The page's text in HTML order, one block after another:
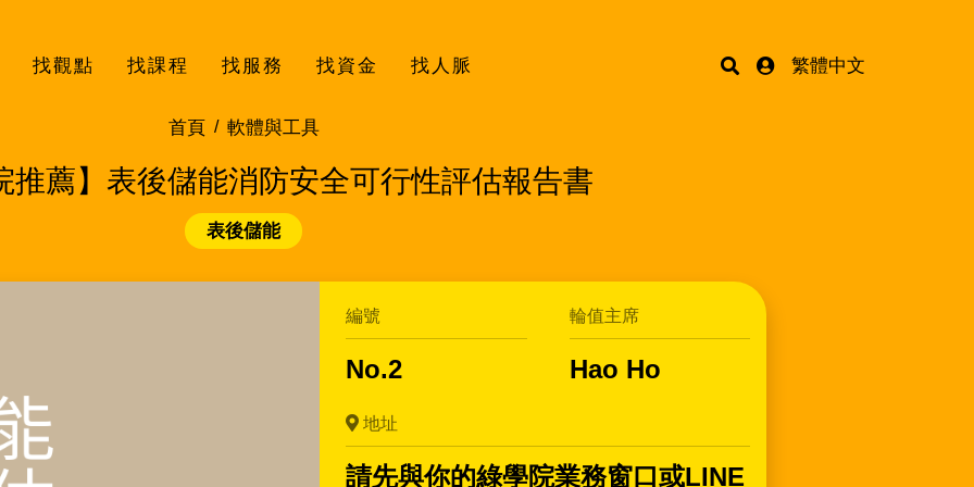
找觀點 找課程 找服務 找資金 找人脈 繁體中文
首頁 軟體與工具
推薦】表後儲能消防安全可行性評估報告書
表後儲能
編號
No.2
輪值主席
Hao Ho
地址
請先與你的綠學院業務窗口或LINE